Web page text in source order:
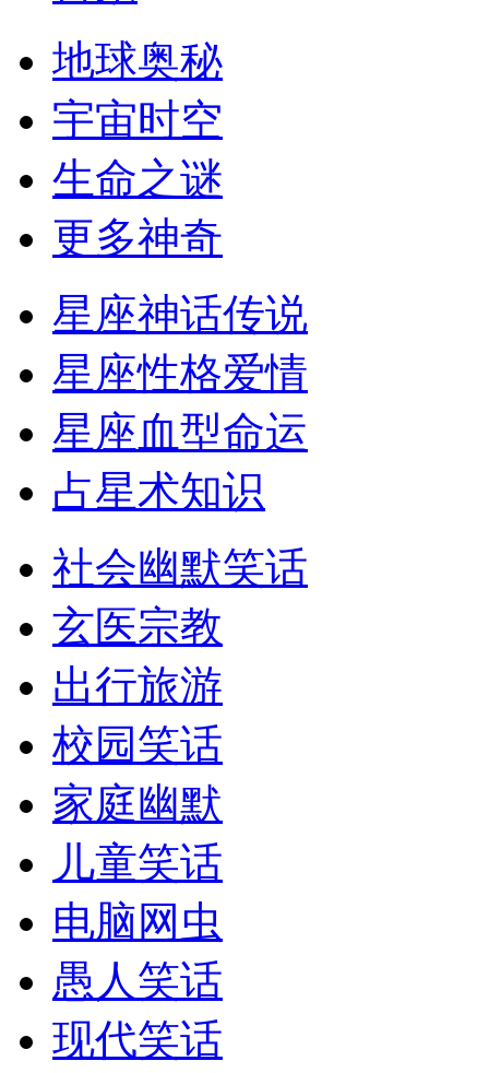
地球奥秘
宇宙时空
生命之谜
更多神奇
星座神话传说
星座性格爱情
星座血型命运
占星术知识
社会幽默笑话
玄医宗教
出行旅游
校园笑话
家庭幽默
儿童笑话
电脑网虫
愚人笑话
现代笑话